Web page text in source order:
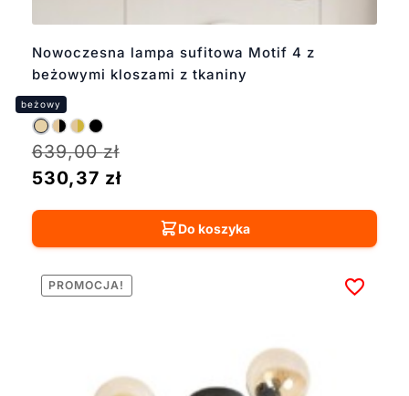
Nowoczesna lampa sufitowa Motif 4 z
beżowymi kloszami z tkaniny
639,00zł
530,37 zł
Do koszyka
PROMOCJA!